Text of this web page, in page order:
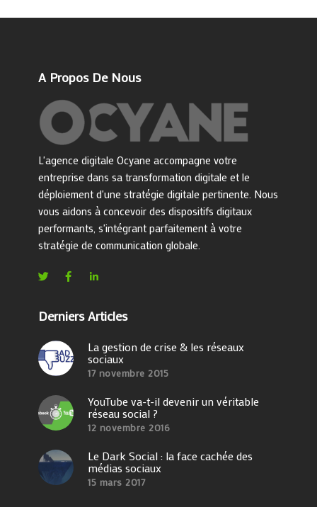
A Propos De Nous
L'agence digitale Ocyane accompagne votre
entreprise dans sa transformation digitale et le
déploiement d'une stratégie digitale pertinente. Nous
vous aidons à concevoir des dispositifs digitaux
performants, s'intégrant parfaitement à votre
stratégie de communication globale.
Derniers Articles
La gestion de crise & les réseaux
sociaux
17 novembre 2015
YouTube va-t-il devenir un véritable
réseau social ?
12 novembre 2016
Le Dark Social : la face cachée des
médias sociaux
15 mars 2017